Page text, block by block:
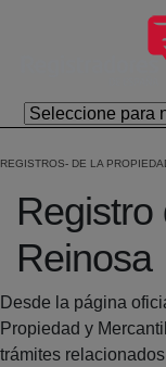
Skip to Main
REGISTROS DE LA
Reinosa
Desde la página
Propiedad y
trámites relacionados